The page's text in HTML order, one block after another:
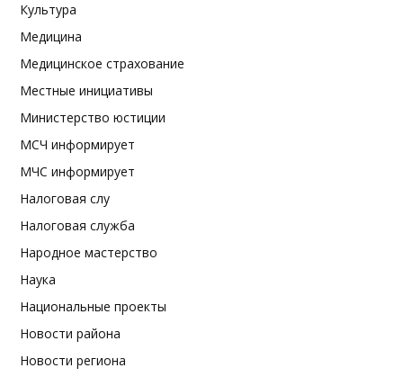
Культура
Медицина
Медицинское страхование
Местные инициативы
Министерство юстиции
МСЧ информирует
МЧС информирует
Налоговая слу
Налоговая служба
Народное мастерство
Наука
Национальные проекты
Новости района
Новости региона